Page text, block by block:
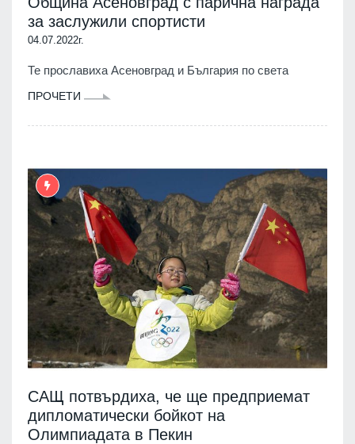
за заслужили спортисти
04.07.2022г.
Те прославиха Асеновград и България по света
ПРОЧЕТИ
САЩ потвърдиха, че ще предприемат
дипломатически бойкот на
Олимпиадата в Пекин